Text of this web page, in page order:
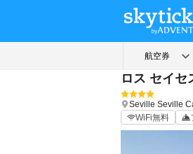
ロス セイセ
Seville Seville
WiFi無料